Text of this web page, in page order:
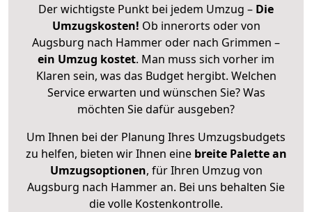
Der wichtigste Punkt bei jedem Umzug – Die
Umzugskosten! Ob innerorts oder von
Augsburg nach Hammer oder nach Grimmen –
ein Umzug kostet. Man muss sich vorher im
Klaren sein, was das Budget hergibt. Welchen
Service erwarten und wünschen Sie? Was
möchten Sie dafür ausgeben?
Um Ihnen bei der Planung Ihres Umzugsbudgets
zu helfen, bieten wir Ihnen eine breite Palette an
Umzugsoptionen, für Ihren Umzug von
Augsburg nach Hammer an. Bei uns behalten Sie
die volle Kostenkontrolle.